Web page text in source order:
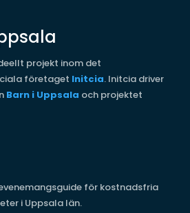
projekt inom det
företaget Initcia. Initcia driver
Barn i Uppsala och projektet
för kostnadsfria
i Uppsala län.